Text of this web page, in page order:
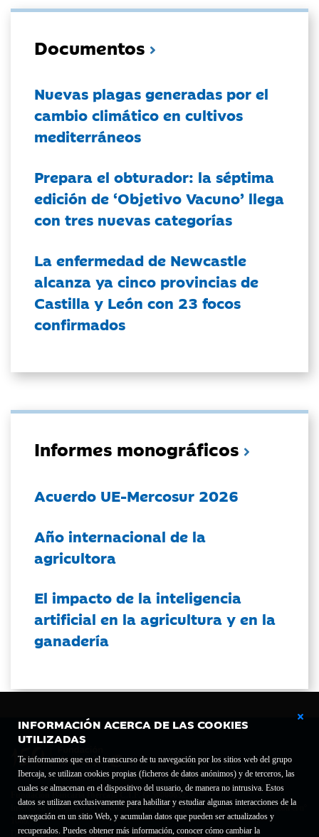
INFORMACIÓN ACERCA DE LAS COOKIES
UTILIZADAS
Te informamos que en el transcurso de tu navegación por los sitios web del grupo
Ibercaja, se utilizan cookies propias (ficheros de datos anónimos) y de terceros, las
cuales se almacenan en el dispositivo del usuario, de manera no intrusiva. Estos
datos se utilizan exclusivamente para habilitar y estudiar algunas interacciones de la
navegación en un sitio Web, y acumulan datos que pueden ser actualizados y
recuperados. Puedes obtener más información, conocer cómo cambiar la
Documentos
Nuevas plagas generadas por el
cambio climático en cultivos
mediterráneos
Prepara el obturador: la séptima
edición de ‘Objetivo Vacuno’ llega
con tres nuevas categorías
La enfermedad de Newcastle
alcanza ya cinco provincias de
Castilla y León con 23 focos
confirmados
Informes monográficos
Acuerdo UE-Mercosur 2026
Año internacional de la
agricultora
El impacto de la inteligencia
artificial en la agricultura y en la
ganadería
Fundación Bancaria Ibercaja C.I.F. G-50000652.
Inscrita en el Registro de Fundaciones del Mº de Educación, Cultura y Deporte con el nº
1689.
Domicilio social: Joaquín Costa, 13. 50001 Zaragoza.